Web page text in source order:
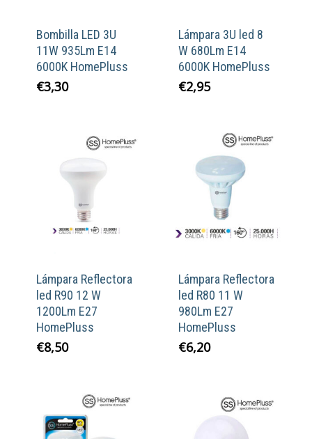
Bombilla LED 3U
11W 935Lm E14
6000K HomePluss
€3,30
Lámpara 3U led 8
W 680Lm E14
6000K HomePluss
€2,95
Lámpara Reflectora
led R90 12 W
1200Lm E27
HomePluss
€8,50
Lámpara Reflectora
led R80 11 W
980Lm E27
HomePluss
€6,20